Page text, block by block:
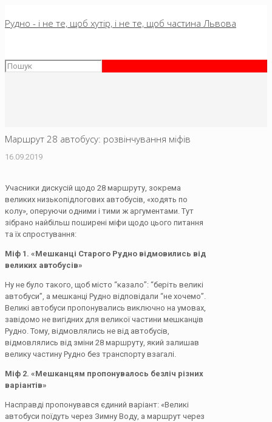
Рудно - і не те, щоб хутір, і не те, щоб частина Львова
Маршрут 28 автобусу: розвінчування міфів
16.09.2019
Учасники дискусій щодо 28 маршруту, зокрема
великих низькопідлогових автобусів, «ходять по
колу», оперуючи одними і тими ж аргументами. Тут
зібрано найбільш поширені міфи щодо цього питання
та їх спростування:
Міф 1. «Мешканці Старого Рудно відмовились від
великих автобусів»
Ну не було такого, щоб місто “казало”: “беріть великі
автобуси”, а мешканці Рудно відповідали “не хочемо”.
Великі автобуси пропонувались виключно на умовах,
завідомо не вигідних для великої частини мешканців
Рудно. Тому, відмовлялись не від автобусів,
відмовлялись від зміни 28 маршруту, який залишав
велику частину Рудно без транспорту взагалі.
Міф 2. «Мешканцям пропонувалось безліч різних
варіантів»
Насправді пропонувався єдиний варіант: «Великі
автобуси поїдуть через Зимну Воду, а маршрут через